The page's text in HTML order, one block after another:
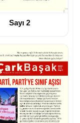
Sayı 2